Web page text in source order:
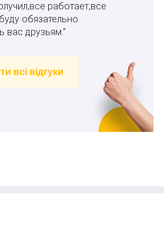
работает,все
обязательно
вас друзьям.”
всі відгуки